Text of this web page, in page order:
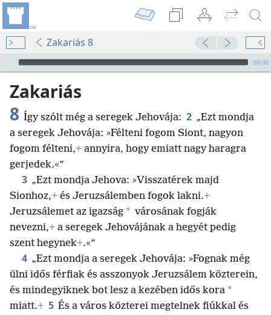
Zakariás 8
Audio Player
00:00
Zakariás
8 Így szólt még a seregek Jehovája: 2 „Ezt mondja
a seregek Jehovája: »Félteni fogom Siont, nagyon
fogom félteni,+ annyira, hogy emiatt nagy haragra
gerjedek.«”
3 „Ezt mondja Jehova: »Visszatérek majd
Sionhoz,+ és Jeruzsálemben fogok lakni.+
Jeruzsálemet az igazság * városának fogják
nevezni,+ a seregek Jehovájának a hegyét pedig
szent hegynek+.«”
4 „Ezt mondja a seregek Jehovája: »Fognak még
ülni idős férfiak és asszonyok Jeruzsálem közterein,
és mindegyiknek bot lesz a kezében idős kora *
miatt.+ 5 És a város közterei megtelnek fiúkkal és